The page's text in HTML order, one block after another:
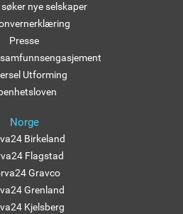
nye selskaper
Presse
Utforming
Norge
Birkeland
Flagstad
Gravco
Grenland
Kjelsberg